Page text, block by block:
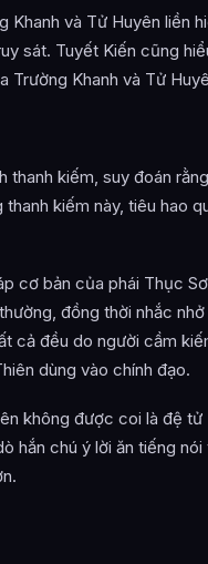
và Tử Huyên liền
sát. Tuyết Kiến cũng
Trường Khanh và Tử
thanh kiếm, suy đoán
kiếm này, tiêu hao
cơ bản của phái Thục
đồng thời nhắc nhở
cả đều do người cầm
dùng vào chính đạo.
không được coi là đệ
hắn chú ý lời ăn tiếng nói